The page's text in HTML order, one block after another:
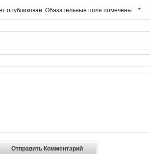
опубликован. Обязательные поля помечены
*